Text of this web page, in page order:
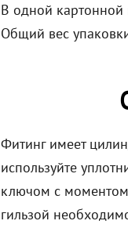
В одной картонной
Общий вес
Фитинг имеет
используйте
ключом с
гильзой